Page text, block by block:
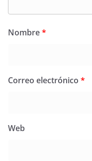
Nombre*
Correo electrónico *
Web